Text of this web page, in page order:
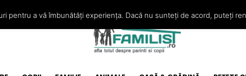
pentru a vă îmbunătăți experiența. Dacă nu sunteți de acord, puteți